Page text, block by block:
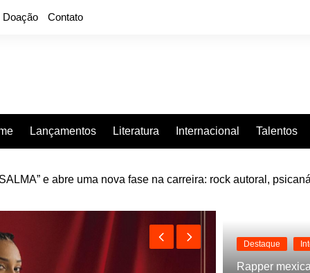
Doação Contato
Lançamentos Literatura Internacional Talentos
e abre uma nova fase na carreira: rock autoral,
“Projeção”, de 2010, nas plataformas digitais
Destaque
Rapper